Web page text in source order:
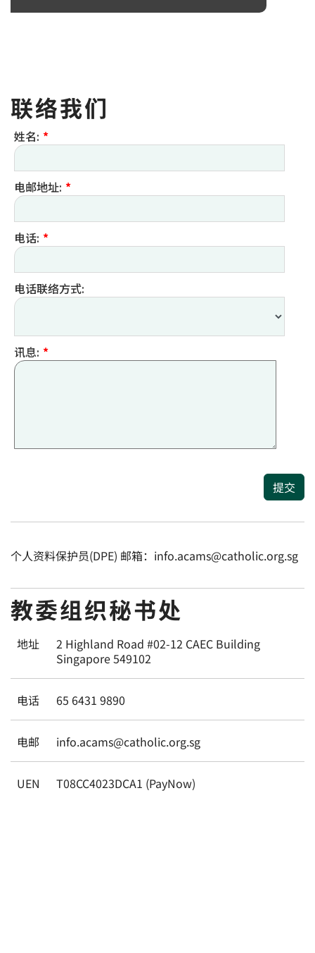
联络我们
姓名: *
电邮地址: *
电话: *
电话联络方式:
讯息: *
提交
个人资料保护员(DPE) 邮箱：info.acams@catholic.org.sg
教委组织秘书处
地址
2 Highland Road #02-12 CAEC Building
Singapore 549102
电话 65 6431 9890
电邮 info.acams@catholic.org.sg
UEN T08CC4023DCA1 (PayNow)